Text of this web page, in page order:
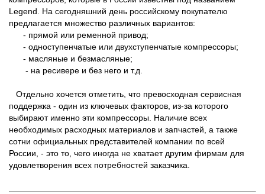
Legend. На сегодняшний день российскому покупателю
предлагается множество различных вариантов:
- прямой или ременной привод;
- одноступенчатые или двухступенчатые компрессоры;
- масляные и безмасляные;
- на ресивере и без него и т.д.
Отдельно хочется отметить, что превосходная сервисная
поддержка - один из ключевых факторов, из-за которого
выбирают именно эти компрессоры. Наличие всех
необходимых расходных материалов и запчастей, а также
сотни официальных представителей компании по всей
России, - это то, чего иногда не хватает другим фирмам для
удовлетворения всех потребностей заказчика.